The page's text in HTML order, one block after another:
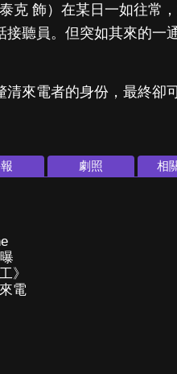
克 飾）在某日一如往常
聽員。但突如其來的一
來電者的身份，最終卻
劇照 相
》
電